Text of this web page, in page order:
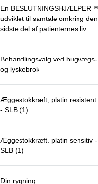
En BESLUTNINGSHJÆLPER™
udviklet til samtale omkring den
sidste del af patienternes liv
Behandlingsvalg ved bugvægs-
og lyskebrok
Æggestokkræft, platin resistent
- SLB (1)
Æggestokkræft, platin sensitiv -
SLB (1)
Din rygning